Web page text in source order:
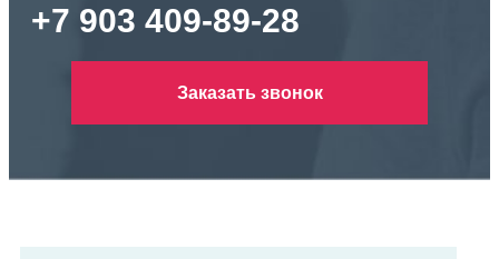
+7 903 409-89-28
Заказать звонок